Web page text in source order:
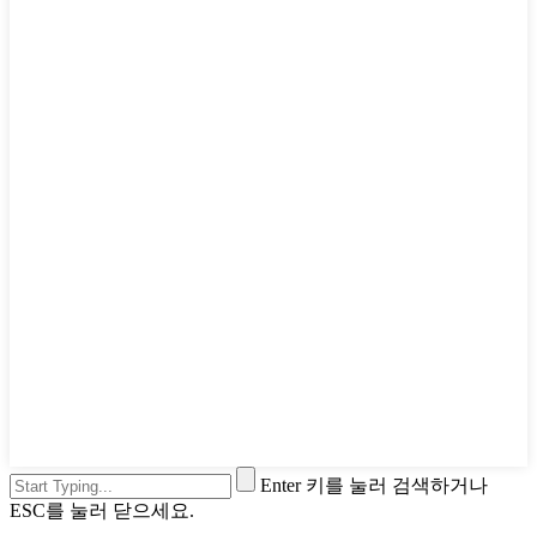
Enter 키를 눌러 검색하거나
ESC를 눌러 닫으세요.